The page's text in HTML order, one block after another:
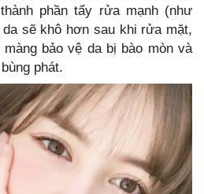
phần tẩy rửa mạnh (như
sẽ khô hơn sau khi rửa mặt,
bảo vệ da bị bào mòn và
phát.